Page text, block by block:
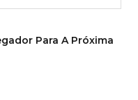
Para A Próxima